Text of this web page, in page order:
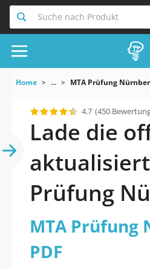
Suche nach Produkt
Home ... MTA Prüfung
4.7 (450
Lade die
Prüfung
Quiz 2026
herunter
MTA Prüfung
PDF